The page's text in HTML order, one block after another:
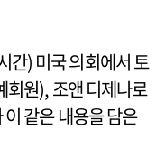
간) 미국 의회에서 토
회원), 조앤 디제나로
같은 내용을 담은